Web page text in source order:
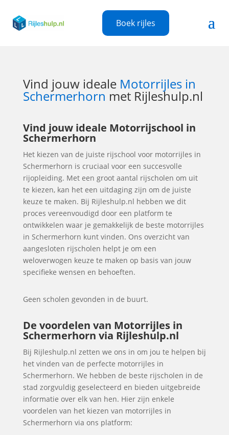
Boek rijles
Vind jouw ideale Motorrijles in
Schermerhorn met Rijleshulp.nl
Vind jouw ideale Motorrijschool in
Schermerhorn
Het kiezen van de juiste rijschool voor motorrijles in
Schermerhorn is cruciaal voor een succesvolle
rijopleiding. Met een groot aantal rijscholen om uit
te kiezen, kan het een uitdaging zijn om de juiste
keuze te maken. Bij Rijleshulp.nl hebben we dit
proces vereenvoudigd door een platform te
ontwikkelen waar je gemakkelijk de beste motorrijles
in Schermerhorn kunt vinden. Ons overzicht van
aangesloten rijscholen helpt je om een
weloverwogen keuze te maken op basis van jouw
specifieke wensen en behoeften.
Geen scholen gevonden in de buurt.
De voordelen van Motorrijles in
Schermerhorn via Rijleshulp.nl
Bij Rijleshulp.nl zetten we ons in om jou te helpen bij
het vinden van de perfecte motorrijles in
Schermerhorn. We hebben de beste rijscholen in de
stad zorgvuldig geselecteerd en bieden uitgebreide
informatie over elk van hen. Hier zijn enkele
voordelen van het kiezen van motorrijles in
Schermerhorn via ons platform: